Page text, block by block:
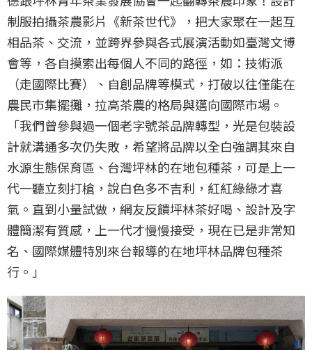
制服拍攝茶農影片《新茶世代》，把大家聚在一起互
相品茶、交流，並跨界參與各式展演活動如臺灣文博
會等，各自摸索出每個人不同的路徑，如：技術派
（走國際比賽）、自創品牌等模式，打破以往僅能在
農民市集擺攤，拉高茶農的格局與邁向國際市場。
「我們曾參與過一個老字號茶品牌轉型，光是包裝設
計就溝通多次仍失敗，希望將品牌以全白強調其來自
水源生態保育區、台灣坪林的在地包種茶，可是上一
代一聽立刻打槍，說白色多不吉利，紅紅綠綠才喜
氣。直到小量試做，網友反饋坪林茶好喝、設計及字
體簡潔有質感，上一代才慢慢接受，現在已是非常知
名、國際媒體特別來台報導的在地坪林品牌包種茶
行。」